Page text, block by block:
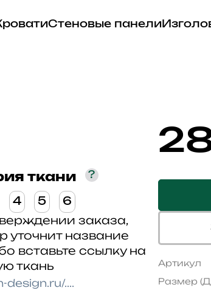
Стеновые панели
ткани ?
4 5 6
заказа,
уточнит название
вставьте ссылку на
ткань
Артикул
Размер